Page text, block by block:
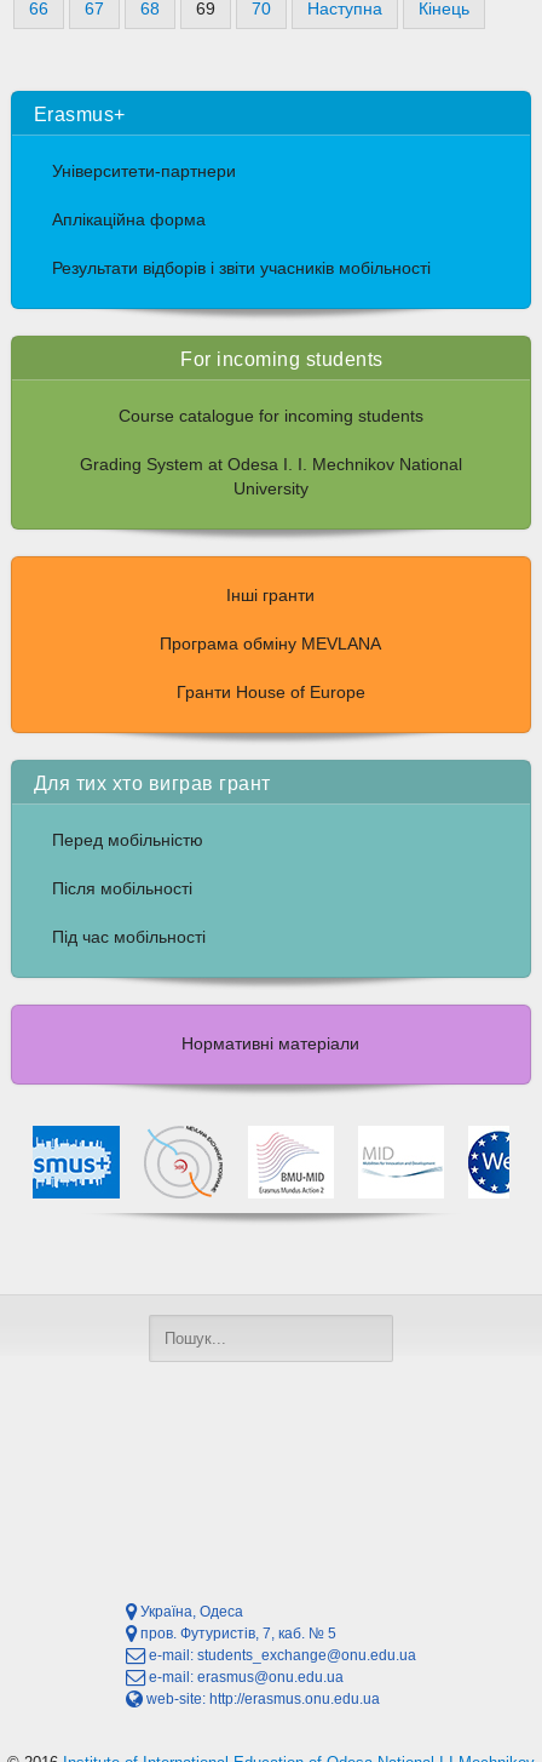
66 67 68 69 70 Наступна Кінець
Erasmus+
Університети-партнери
Аплікаційна форма
Результати відборів і звіти учасників мобільності
For incoming students
Course catalogue for incoming students
Grading System at Odesa I. I. Mechnikov National
University
Інші гранти
Програма обміну MEVLANA
Гранти House of Europe
Для тих хто виграв грант
Перед мобільністю
Після мобільності
Під час мобільності
Нормативні матеріали
Україна, Одеса
пров. Футуристів, 7, каб. № 5
e-mail: students_exchange@onu.edu.ua
e-mail: erasmus@onu.edu.ua
web-site: http://erasmus.onu.edu.ua